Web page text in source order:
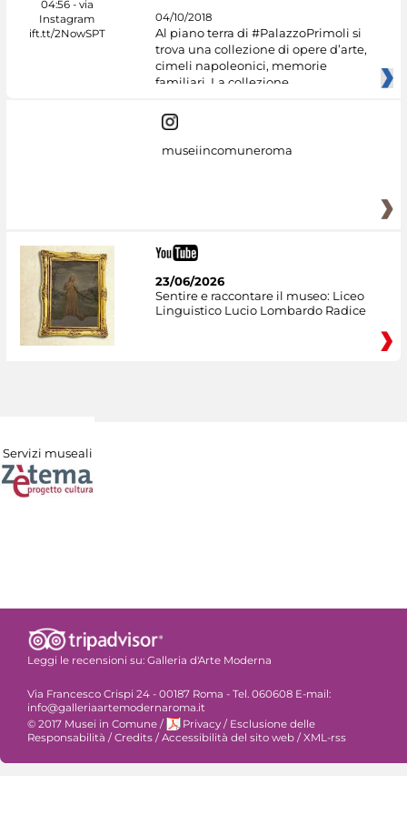
04/10/2018
Al piano terra di #PalazzoPrimoli si
trova una collezione di opere d’arte,
cimeli napoleonici, memorie
familiari. La collezione
museiincomuneroma
23/06/2026
Sentire e raccontare il museo: Liceo
Linguistico Lucio Lombardo Radice
Servizi museali
Leggi le recensioni su: Galleria d'Arte Moderna
Via Francesco Crispi 24 - 00187 Roma - Tel. 060608 E-mail:
info@galleriaartemodernaroma.it
© 2017 Musei in Comune / Privacy / Esclusione delle
Responsabilità / Credits / Accessibilità del sito web / XML-rss